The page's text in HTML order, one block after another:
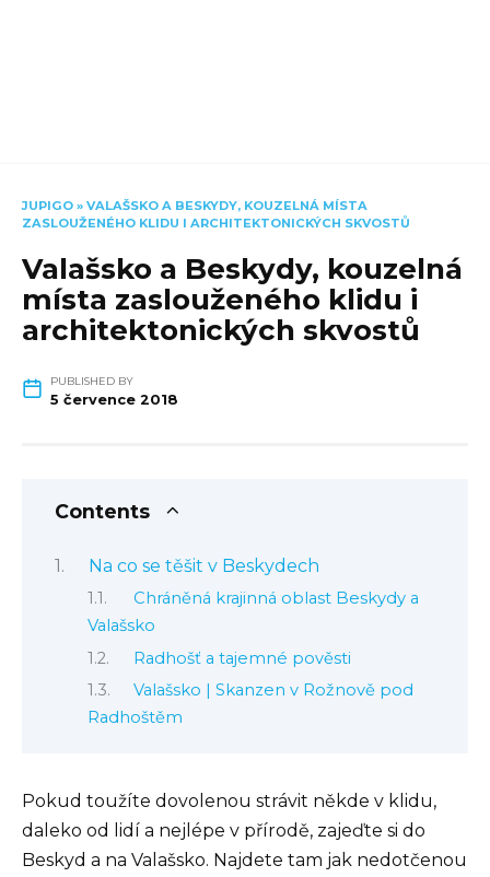
JUPIGO » VALAŠSKO A BESKYDY, KOUZELNÁ MÍSTA
ZASLOUŽENÉHO KLIDU I ARCHITEKTONICKÝCH SKVOSTŮ
Valašsko a Beskydy, kouzelná
místa zaslouženého klidu i
architektonických skvostů
PUBLISHED BY
5 července 2018
Contents
Na co se těšit v Beskydech
Chráněná krajinná oblast Beskydy a
Valašsko
Radhošť a tajemné pověsti
Valašsko | Skanzen v Rožnově pod
Radhoštěm
Pokud toužíte dovolenou strávit někde v klidu,
daleko od lidí a nejlépe v přírodě, zajeďte si do
Beskyd a na Valašsko. Najdete tam jak nedotčenou